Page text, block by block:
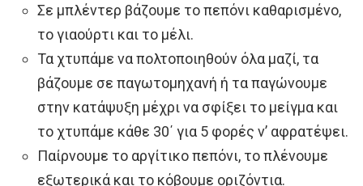
Σε μπλέντερ βάζουμε το πεπόνι καθαρισμένο,
το γιαούρτι και το μέλι.
Τα χτυπάμε να πολτοποιηθούν όλα μαζί, τα
βάζουμε σε παγωτομηχανή ή τα παγώνουμε
στην κατάψυξη μέχρι να σφίξει το μείγμα και
το χτυπάμε κάθε 30΄ για 5 φορές ν’ αφρατέψει.
Παίρνουμε το αργίτικο πεπόνι, το πλένουμε
εξωτερικά και το κόβουμε οριζόντια.